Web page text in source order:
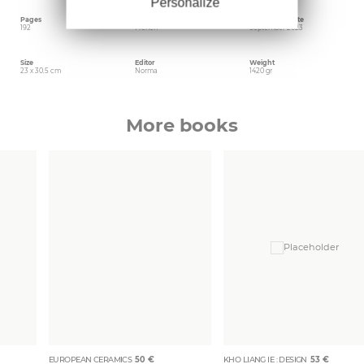
Pages
192
French
Publishing date
September 2023
Size
23 x 30.5 cm
Editor
Norma
Weight
1420 gr
More books
EUROPEAN CERAMICS 50 € KHO LIANG IE : DESIGN 53 €